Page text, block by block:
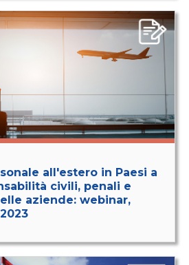
all'estero in Paesi a
civili, penali e
aziende: webinar,